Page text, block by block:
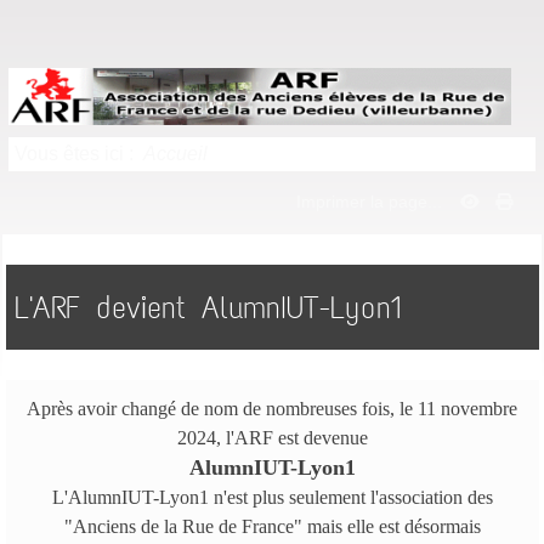
L'ARF devient AlumnIUT-Lyon1
Après avoir changé de nom de nombreuses fois, le 11 novembre
2024, l'ARF est devenue
AlumnIUT-Lyon1
L'AlumnIUT-Lyon1 n'est plus seulement l'association des
"Anciens de la Rue de France" mais elle est désormais